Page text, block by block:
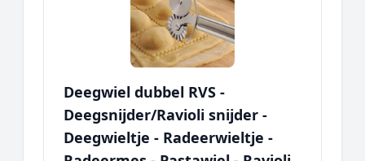
Deegwiel dubbel RVS -
Deegsnijder/Ravioli snijder -
Deegwieltje - Radeerwieltje -